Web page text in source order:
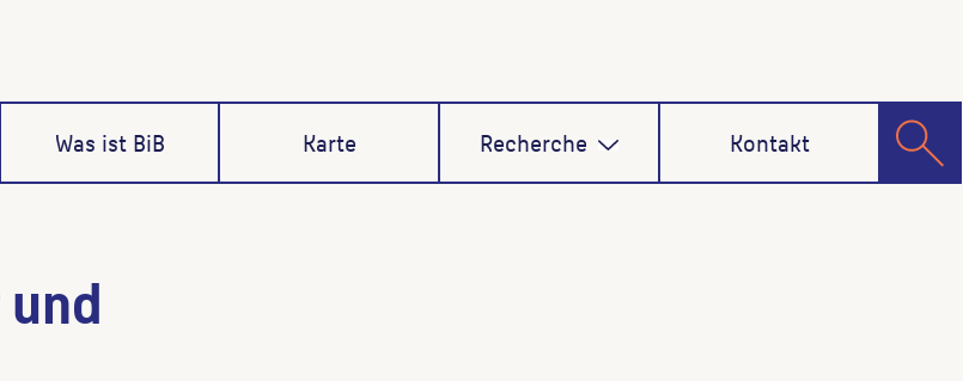
Was ist BiB Karte Recherche Kontakt